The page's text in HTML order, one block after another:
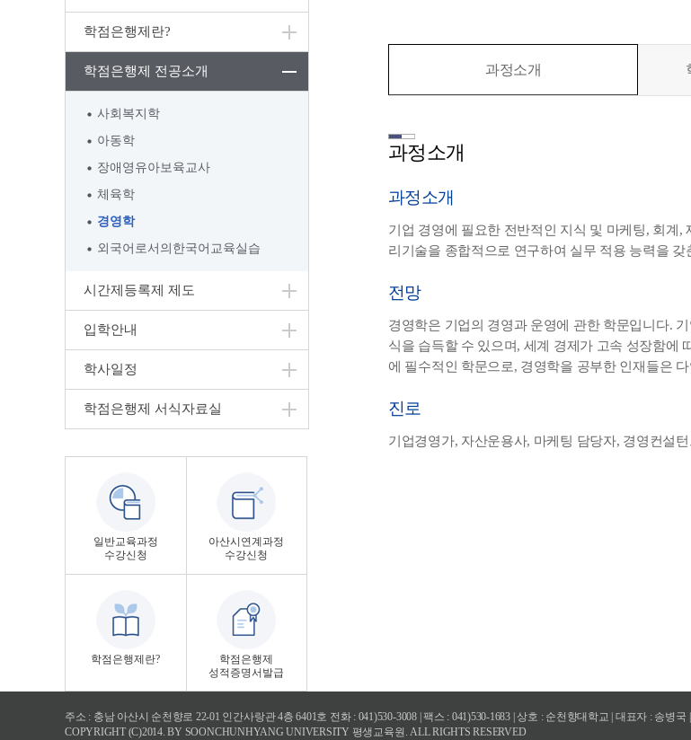
학점은행제란?
학점은행제 전공소개
사회복지학
아동학
장애영유아보육교사
체육학
경영학
외국어로서의한국어교육실습
시간제등록제 제도
입학안내
학사일정
학점은행제 서식자료실
일반교육과정
수강신청
아산시연계과정
수강신청
학점은행제란?
학점은행제
성적증명서발급
과정소개
과정소개
과정소개
기업 경영에 필요한 전반적인 지식 및 마케팅, 회계
리기술을 종합적으로 연구하여 실무 적용 능력을
전망
경영학은 기업의 경영과 운영에 관한 학문입니다.
식을 습득할 수 있으며, 세계 경제가 고속 성장함에
에 필수적인 학문으로, 경영학을 공부한 인재들은
진로
기업경영가, 자산운용사, 마케팅 담당자, 경영컨설턴
주소 : 충남 아산시 순천향로 22-01 인간사랑관 4층 6401호 전화 : 041)530-3008 | 팩스 : 041)530-1683 | 상호 : 순천향대학교 | 대표자 : 송병
COPYRIGHT (C)2014. BY SOONCHUNHYANG UNIVERSITY 평생교육원. ALL RIGHTS RESERVED